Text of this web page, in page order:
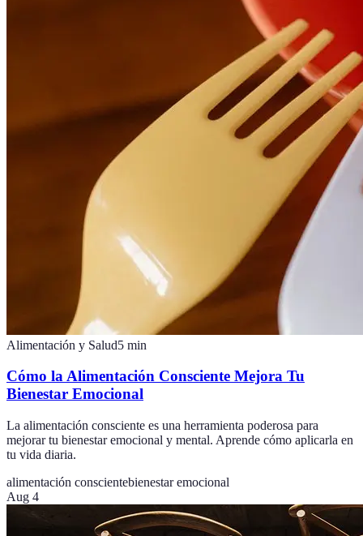
Alimentación y Salud5 min
Cómo la Alimentación Consciente Mejora Tu
Bienestar Emocional
La alimentación consciente es una herramienta poderosa para
mejorar tu bienestar emocional y mental. Aprende cómo aplicarla en
tu vida diaria.
alimentación conscientebienestar emocional
Aug 4